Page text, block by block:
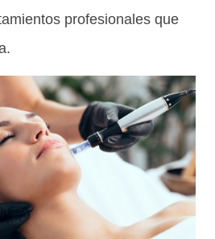
profesionales que